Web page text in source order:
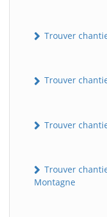
Trouver
Trouver
Trouver
Trouver
Montagne